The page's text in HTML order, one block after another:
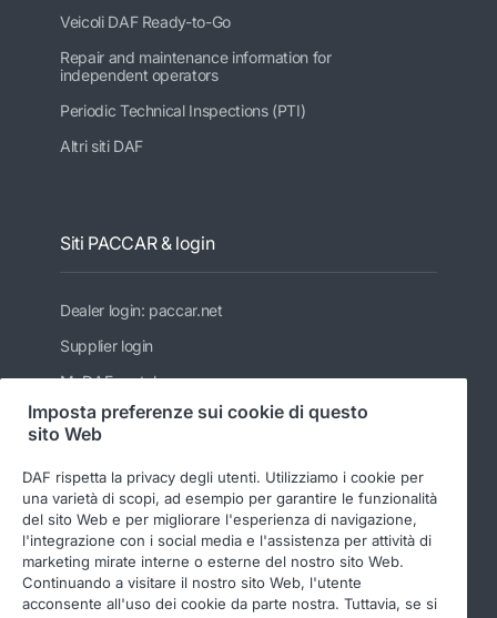
Veicoli DAF Ready-to-Go
Repair and maintenance information for
independent operators
Periodic Technical Inspections (PTI)
Altri siti DAF
Siti PACCAR & login
Dealer login: paccar.net
Supplier login
MyDAF portal
PACCAR
Peterbilt
Leyland Trucks Ltd
Imposta preferenze sui cookie di questo
sito Web
DAF rispetta la privacy degli utenti. Utilizziamo i cookie per
una varietà di scopi, ad esempio per garantire le funzionalità
del sito Web e per migliorare l'esperienza di navigazione,
l'integrazione con i social media e l'assistenza per attività di
marketing mirate interne o esterne del nostro sito Web.
Continuando a visitare il nostro sito Web, l'utente
acconsente all'uso dei cookie da parte nostra. Tuttavia, se si